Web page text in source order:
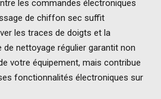
les commandes électroniques
de chiffon sec suffit
les traces de doigts et la
nettoyage régulier garantit non
votre équipement, mais contribue
fonctionnalités électroniques sur